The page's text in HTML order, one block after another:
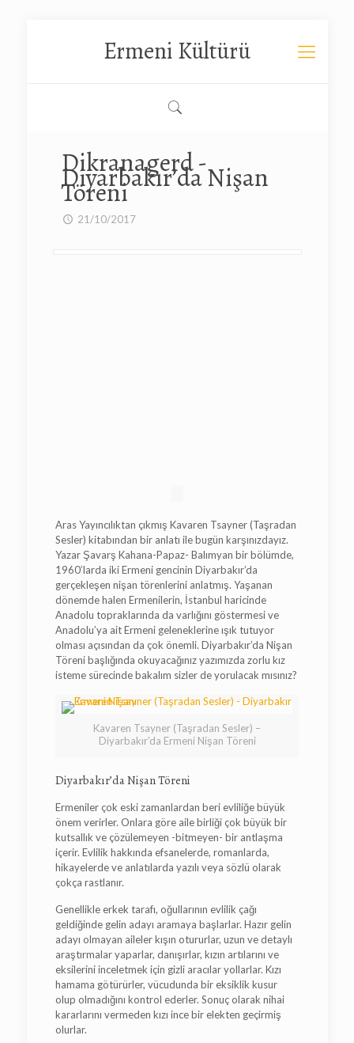
Ermeni Kültürü
Dikranagerd -
Diyarbakır’da Nişan
Töreni
21/10/2017
Aras Yayıncılıktan çıkmış Kavaren Tsayner (Taşradan
Sesler) kitabından bir anlatı ile bugün karşınızdayız.
Yazar Şavarş Kahana-Papaz- Balımyan bir bölümde,
1960’larda iki Ermeni gencinin Diyarbakır’da
gerçekleşen nişan törenlerini anlatmış. Yaşanan
dönemde halen Ermenilerin, İstanbul haricinde
Anadolu topraklarında da varlığını göstermesi ve
Anadolu’ya ait Ermeni geleneklerine ışık tutuyor
olması açısından da çok önemli. Diyarbakır’da Nişan
Töreni başlığında okuyacağınız yazımızda zorlu kız
isteme sürecinde bakalım sizler de yorulacak mısınız?
Kavaren Tsayner (Taşradan Sesler) –
Diyarbakır’da Ermeni Nişan Töreni
Diyarbakır’da Nişan Töreni
Ermeniler çok eski zamanlardan beri evliliğe büyük
önem verirler. Onlara göre aile birliği çok büyük bir
kutsallık ve çözülemeyen -bitmeyen- bir antlaşma
içerir. Evlilik hakkında efsanelerde, romanlarda,
hikayelerde ve anlatılarda yazılı veya sözlü olarak
çokça rastlanır.
Genellikle erkek tarafı, oğullarının evlilik çağı
geldiğinde gelin adayı aramaya başlarlar. Hazır gelin
adayı olmayan aileler kışın otururlar, uzun ve detaylı
araştırmalar yaparlar, danışırlar, kızın artılarını ve
eksilerini inceletmek için gizli aracılar yollarlar. Kızı
hamama götürürler, vücudunda bir eksiklik kusur
olup olmadığını kontrol ederler. Sonuç olarak nihai
kararlarını vermeden kızı ince bir elekten geçirmiş
olurlar.